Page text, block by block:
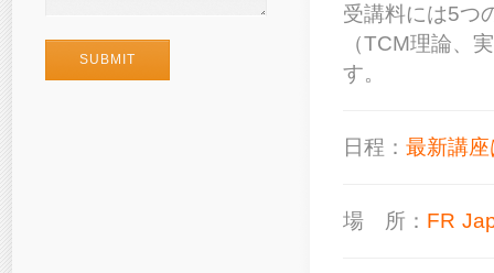
受講料には5つ
（TCM理論、
す。
日程： 最新講
場 所： FR